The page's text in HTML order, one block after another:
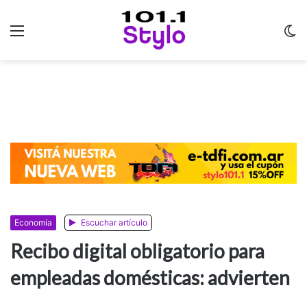
Economía Escuchar artículo
Recibo digital obligatorio para
empleadas domésticas: advierten